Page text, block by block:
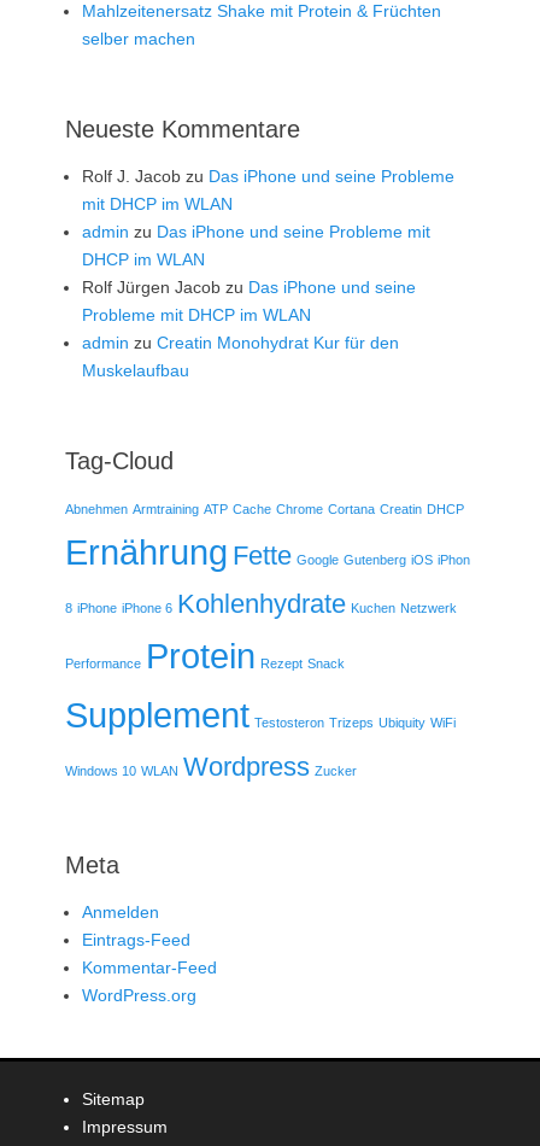
Mahlzeitenersatz Shake mit Protein & Früchten
selber machen
Neueste Kommentare
Rolf J. Jacob zu Das iPhone und seine Probleme
mit DHCP im WLAN
admin zu Das iPhone und seine Probleme mit
DHCP im WLAN
Rolf Jürgen Jacob zu Das iPhone und seine
Probleme mit DHCP im WLAN
admin zu Creatin Monohydrat Kur für den
Muskelaufbau
Tag-Cloud
Abnehmen Armtraining ATP Cache Chrome Cortana Creatin DHCP
Ernährung Fette Google Gutenberg iOS iPhon
8 iPhone iPhone 6 Kohlenhydrate Kuchen Netzwerk
Performance Protein Rezept Snack
Supplement Testosteron Trizeps Ubiquity WiFi
Windows 10 WLAN Wordpress Zucker
Meta
Anmelden
Eintrags-Feed
Kommentar-Feed
WordPress.org
Sitemap
Impressum